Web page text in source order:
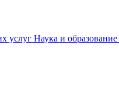
услуг Наука и образование